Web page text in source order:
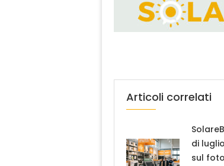
Articoli correlati
di
sul